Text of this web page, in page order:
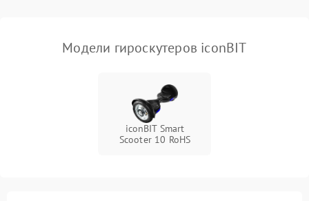
Модели гироскутеров iconBIT
iconBIT Smart
Scooter 10 RoHS